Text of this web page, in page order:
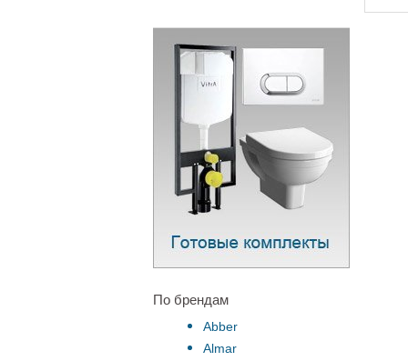
По брендам
Abber
Almar